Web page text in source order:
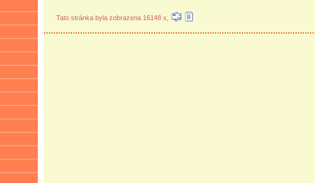
Tato stránka byla zobrazena 16148 x,